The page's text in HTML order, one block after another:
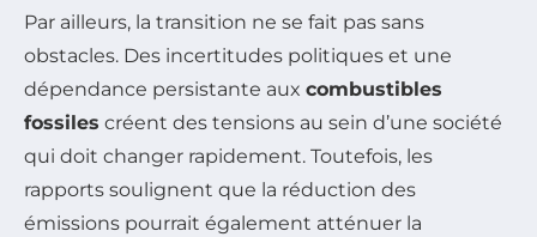
Par ailleurs, la transition ne se fait pas sans
obstacles. Des incertitudes politiques et une
dépendance persistante aux combustibles
fossiles créent des tensions au sein d’une société
qui doit changer rapidement. Toutefois, les
rapports soulignent que la réduction des
émissions pourrait également atténuer la